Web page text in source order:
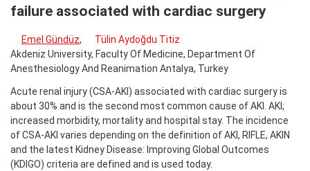
failure associated with cardiac surgery
Emel Gündüz,
Tülin Aydoğdu Titiz
Akdeniz University, Faculty Of Medicine, Department Of
Anesthesiology And Reanimation Antalya, Turkey
Acute renal injury (CSA-AKI) associated with cardiac surgery is
about 30% and is the second most common cause of AKI. AKI;
increased morbidity, mortality and hospital stay. The incidence
of CSA-AKI varies depending on the definition of AKI, RIFLE, AKIN
and the latest Kidney Disease: Improving Global Outcomes
(KDIGO) criteria are defined and is used today.